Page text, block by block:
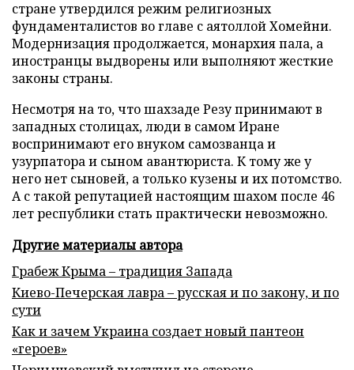
стране утвердился режим религиозных
фундаменталистов во главе с аятоллой Хомейни.
Модернизация продолжается, монархия пала, а
иностранцы выдворены или выполняют жесткие
законы страны.
Несмотря на то, что шахзаде Резу принимают в
западных столицах, люди в самом Иране
воспринимают его внуком самозванца и
узурпатора и сыном авантюриста. К тому же у
него нет сыновей, а только кузены и их потомство.
А с такой репутацией настоящим шахом после 46
лет республики стать практически невозможно.
Другие материалы автора
Грабеж Крыма – традиция Запада
Киево-Печерская лавра – русская и по закону, и по
сути
Как и зачем Украина создает новый пантеон
«героев»